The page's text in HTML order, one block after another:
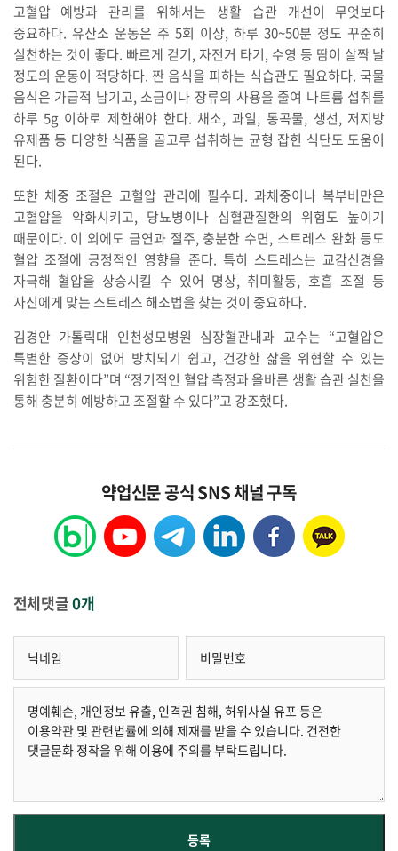
고혈압 예방과 관리를 위해서는 생활 습관 개선이 무엇보다
중요하다. 유산소 운동은 주 5회 이상, 하루 30~50분 정도 꾸준히
실천하는 것이 좋다. 빠르게 걷기, 자전거 타기, 수영 등 땀이 살짝 날
정도의 운동이 적당하다. 짠 음식을 피하는 식습관도 필요하다. 국물
음식은 가급적 남기고, 소금이나 장류의 사용을 줄여 나트륨 섭취를
하루 5g 이하로 제한해야 한다. 채소, 과일, 통곡물, 생선, 저지방
유제품 등 다양한 식품을 골고루 섭취하는 균형 잡힌 식단도 도움이
된다.
또한 체중 조절은 고혈압 관리에 필수다. 과체중이나 복부비만은
고혈압을 악화시키고, 당뇨병이나 심혈관질환의 위험도 높이기
때문이다. 이 외에도 금연과 절주, 충분한 수면, 스트레스 완화 등도
혈압 조절에 긍정적인 영향을 준다. 특히 스트레스는 교감신경을
자극해 혈압을 상승시킬 수 있어 명상, 취미활동, 호흡 조절 등
자신에게 맞는 스트레스 해소법을 찾는 것이 중요하다.
김경안 가톨릭대 인천성모병원 심장혈관내과 교수는 “고혈압은
특별한 증상이 없어 방치되기 쉽고, 건강한 삶을 위협할 수 있는
위험한 질환이다”며 “정기적인 혈압 측정과 올바른 생활 습관 실천을
통해 충분히 예방하고 조절할 수 있다”고 강조했다.
약업신문 공식 SNS 채널 구독
전체댓글0개